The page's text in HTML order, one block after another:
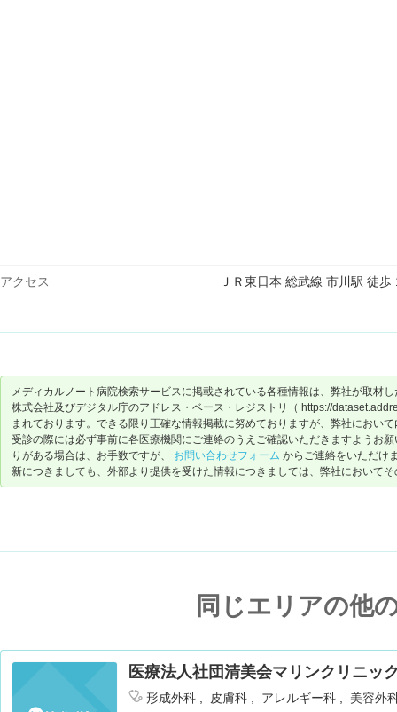
アクセス ＪＲ東日本 総武線 市川駅 徒歩
メディカルノート病院検索サービスに掲載されている各種情報は、弊社が取材
株式会社及びデジタル庁のアドレス・ベース・レジストリ（ https://
まれております。できる限り正確な情報掲載に努めておりますが、弊社におい
受診の際には必ず事前に各医療機関にご連絡のうえご確認いただきますようお
りがある場合は、お手数ですが、 お問い合わせフォーム からご連絡をいただけ
新につきましても、外部より提供を受けた情報につきましては、弊社において
同じエリアの他
医療法人社団清美会マリンクリニッ
形成外科 皮膚科 アレルギー科
美容外